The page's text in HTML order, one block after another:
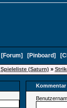
[Forum] [Pinboard] [
Spieleliste (Saturn) »